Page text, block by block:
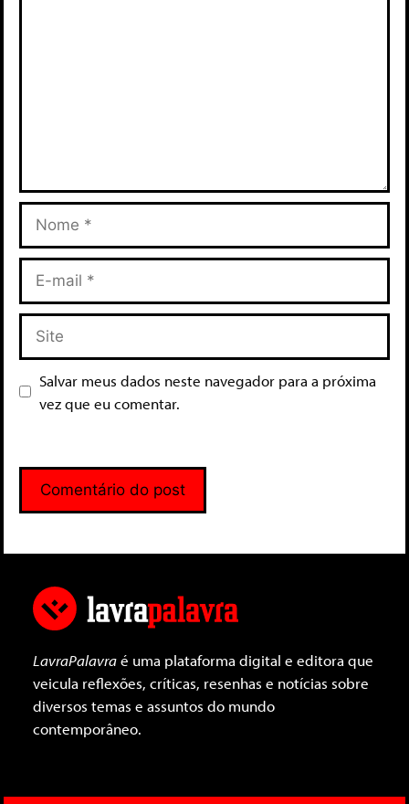
Salvar meus dados neste navegador para a próxima
vez que eu comentar.
LavraPalavraé uma plataforma digital e editora que
veicula reflexões, críticas, resenhas e notícias sobre
diversos temas e assuntos do mundo
contemporâneo.